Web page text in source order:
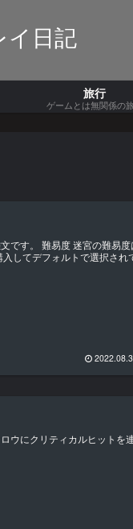
イ日記
旅行
ゲームとは無関係の
です。 難易度 迷宮の難易度
してデフォルトで選択され
ウにクリティカルヒットを